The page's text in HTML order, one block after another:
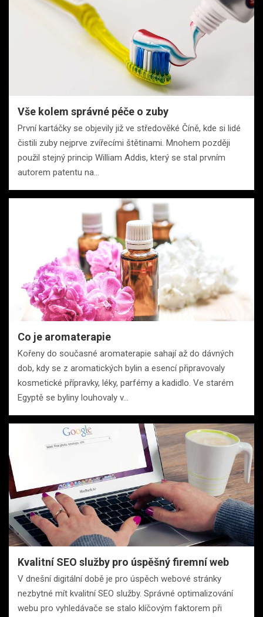
Vše kolem správné péče o zuby
První kartáčky se objevily již ve středověké Číně, kde si lidé
čistili zuby nejprve zvířecími štětinami. Mnohem později
použil stejný princip William Addis, který se stal prvním
autorem patentu na…
Co je aromaterapie
Kořeny do současné aromaterapie sahají až do dávných
dob, kdy se z aromatických bylin a esencí připravovaly
kosmetické přípravky, léky, parfémy a kadidlo. Ve starém
Egyptě se byliny louhovaly v…
Kvalitní SEO služby pro úspěšný firemní web
V dnešní digitální době je pro úspěch webové stránky
nezbytné mít kvalitní SEO služby. Správné optimalizování
webu pro vyhledávače se stalo klíčovým faktorem při